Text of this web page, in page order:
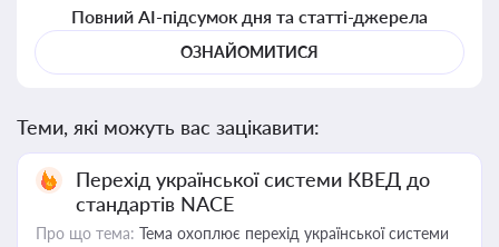
Повний AI-підсумок дня та статті-джерела
ОЗНАЙОМИТИСЯ
Теми, які можуть вас зацікавити:
Перехід української системи КВЕД до
стандартів NACE
Про що тема: Тема охоплює перехід української системи